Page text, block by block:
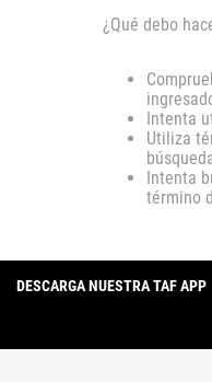
¿Qué debo
Intenta
Utiliza
Intenta
término
DESCARGA NUESTRA TAF APP